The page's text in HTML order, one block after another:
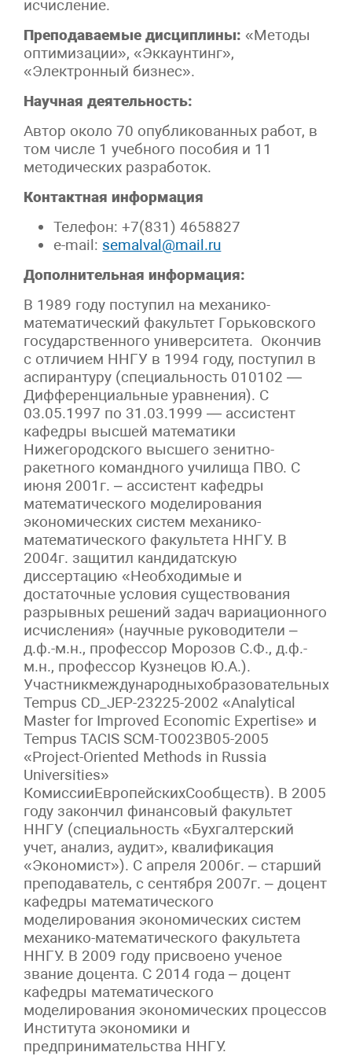
исчисление.
Преподаваемые дисциплины: «Методы
оптимизации», «Эккаунтинг»,
«Электронный бизнес».
Научная деятельность:
Автор около 70 опубликованных работ, в
том числе 1 учебного пособия и 11
методических разработок.
Контактная информация
Телефон: +7(831) 4658827
e-mail: semalval@mail.ru
Дополнительная информация:
В 1989 году поступил на механико-
математический факультет Горьковского
государственного университета. Окончив
с отличием ННГУ в 1994 году, поступил в
аспирантуру (специальность 010102 —
Дифференциальные уравнения). С
03.05.1997 по 31.03.1999 — ассистент
кафедры высшей математики
Нижегородского высшего зенитно-
ракетного командного училища ПВО. С
июня 2001г. – ассистент кафедры
математического моделирования
экономических систем механико-
математического факультета ННГУ. В
2004г. защитил кандидатскую
диссертацию «Необходимые и
достаточные условия существования
разрывных решений задач вариационного
исчисления» (научные руководители –
д.ф.-м.н., профессор Морозов С.Ф., д.ф.-
м.н., профессор Кузнецов Ю.А.).
Tempus CD_JEP-23225-2002 «Analytical
Master for Improved Economic Expertise» и
Tempus TACIS SCM-TO023B05-2005
«Project-Oriented Methods in Russia
Universities»
КомиссииЕвропейскихСообществ). В 2005
году закончил финансовый факультет
ННГУ (специальность «Бухгалтерский
учет, анализ, аудит», квалификация
«Экономист»). С апреля 2006г. – старший
преподаватель, с сентября 2007г. – доцент
кафедры математического
моделирования экономических систем
механико-математического факультета
ННГУ. В 2009 году присвоено ученое
звание доцента. С 2014 года – доцент
кафедры математического
моделирования экономических процессов
Института экономики и
предпринимательства ННГУ.